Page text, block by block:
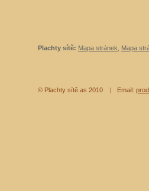
Plachty sítě: Mapa stránek Mapa
© Plachty sítě.as 2010 | Email: